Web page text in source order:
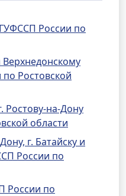
России по
Ростовской
на-Дону
области
г. Батайску и
России по
России по